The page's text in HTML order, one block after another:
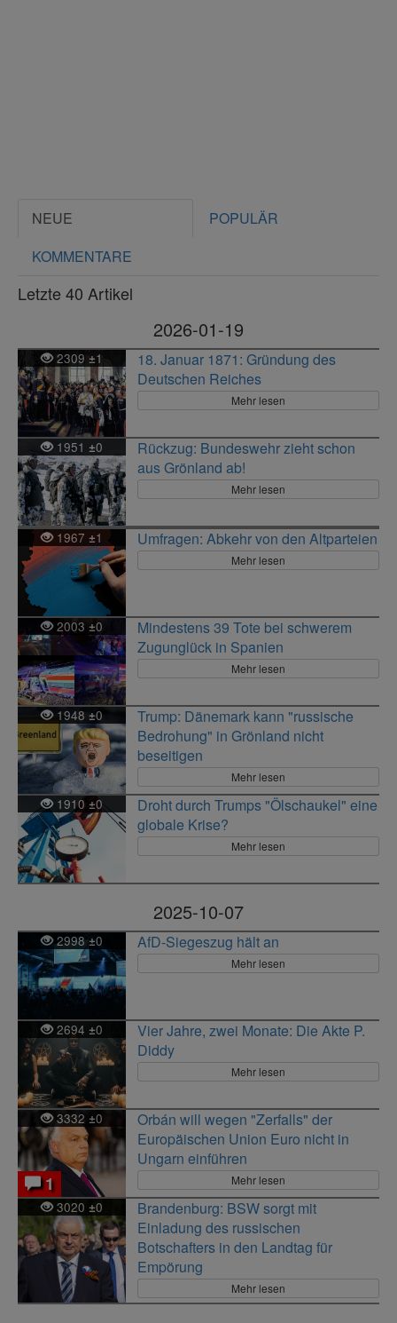
NEUE
POPULÄR
KOMMENTARE
Letzte 40 Artikel
2026-01-19
2309±1
18. Januar 1871: Gründung des
Deutschen Reiches
Mehr lesen
1951 ±0
Rückzug: Bundeswehr zieht schon
aus Grönland ab!
Mehr lesen
1967 ±1 Umfragen: Abkehr von den Altparteien
Mehr lesen
2003 ±0
Mindestens 39 Tote bei schwerem
Zugunglück in Spanien
Mehr lesen
1948±0
Trump: Dänemark kann "russische
Bedrohung" in Grönland nicht
beseitigen
Mehr lesen
1910 ±0
Droht durch Trumps "Ölschaukel" eine
globale Krise?
Mehr lesen
2025-10-07
2998 ±0 AfD-Siegeszug hält an
Mehr lesen
2694 ±0
Vier Jahre, zwei Monate: Die Akte P.
Diddy
Mehr lesen
3332 ±0
1
Orbán will wegen "Zerfalls" der
Europäischen Union Euro nicht in
Ungarn einführen
Mehr lesen
3020 ±0
Brandenburg: BSW sorgt mit
Einladung des russischen
Botschafters in den Landtag für
Empörung
Mehr lesen